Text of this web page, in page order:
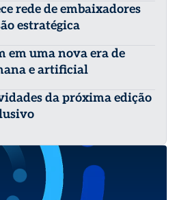
rede de embaixadores
estratégica
em uma nova era de
e artificial
da próxima edição